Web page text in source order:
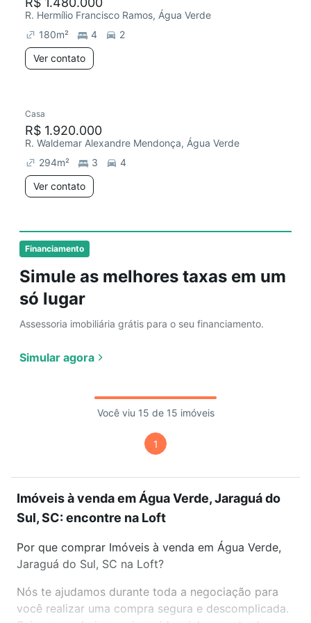
Financiamento
Simule as melhores taxas em um
só lugar
Assessoria imobiliária grátis para o seu financiamento.
Simular agora
R. Hermílio Francisco Ramos, Água Verde
180m² 4
2
Ver contato
Casa
R$ 1.920.000
R. Waldemar Alexandre Mendonça, Água Verde
294m² 3
4
Ver contato
Você viu 15 de 15 imóveis
1
Imóveis à venda em Água Verde, Jaraguá do
Sul, SC: encontre na Loft
Por que comprar Imóveis à venda em Água Verde,
Jaraguá do Sul, SC na Loft?
Nós te ajudamos durante toda a negociação para
você realizar uma compra segura e descomplicada.